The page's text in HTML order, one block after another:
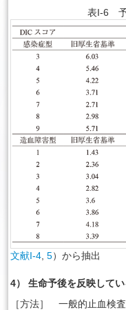
表I-6 予
文献I-4 5）から抽出
4） 生命予後を反映してい
［方法］ 一般的止血検